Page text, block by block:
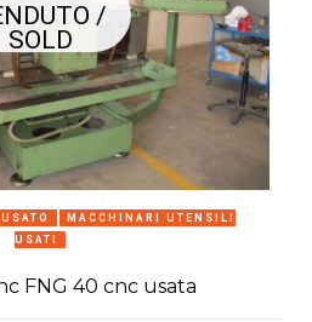
/
SOLD
MACCHINARI UTENSILI
USATI
FNG 40 cnc usata